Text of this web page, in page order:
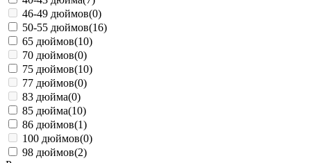
46-49 дюймов(0)
50-55 дюймов(16)
65 дюймов(10)
70 дюймов(0)
75 дюймов(10)
77 дюймов(0)
83 дюйма(0)
85 дюйма(10)
86 дюймов(1)
100 дюймов(0)
98 дюймов(2)